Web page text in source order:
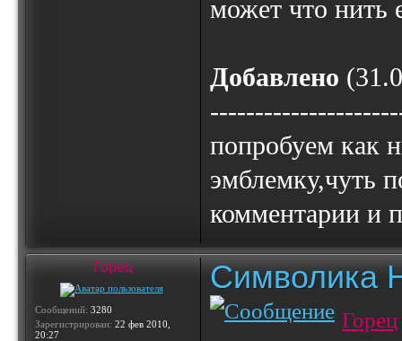
может что нить
Добавлено
попробуем как
эмблемку,чуть
комментарии и
Горец
Сообщений: 3280
Зарегистрирован: 22 фев 2010,
20:27
Символика
Горец